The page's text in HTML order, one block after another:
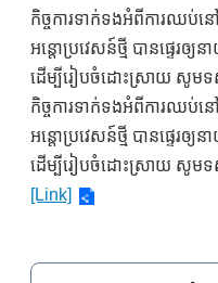
កិច្ចការទាក់ទងអំពីការឈប់
អន្តោប្រវេសន៍ថ្មី បានផ្ទេរឲ្យ
ដើម្បីរៀបចំដោះស្រាយ សូមទ
កិច្ចការទាក់ទងអំពីការឈប់
អន្តោប្រវេសន៍ថ្មី បានផ្ទេរឲ្យ
ដើម្បីរៀបចំដោះស្រាយ សូ
[Link]